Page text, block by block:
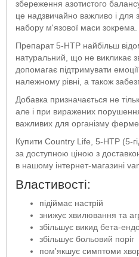
збереження азотистого
це надзвичайно важливо і для
набору м'язової маси зокрема.
Препарат 5-HTP найбільш
натуральний, що не викликає
допомагає підтримувати
належному рівні, а також
Добавка призначається не
але і при виражених
важливих для організму
Купити Country Life, 5-HTP (5-
за доступною ціною з
в нашому інтернет-магазині
Властивості:
підіймає настрій
знижує хвилювання та
збільшує викид бета-
збільшує больовий поріг
пом'якшує симптоми